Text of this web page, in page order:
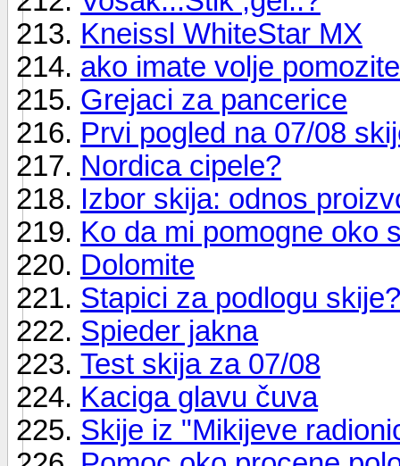
Kneissl WhiteStar MX
ako imate volje
Grejaci za pancerice
Prvi pogled na 07/08
Nordica cipele?
Izbor skija: odnos
Ko da mi pomogne oko
Dolomite
Stapici za podlogu skije?
Spieder jakna
Test skija za 07/08
Kaciga glavu čuva
Skije iz "Mikijeve